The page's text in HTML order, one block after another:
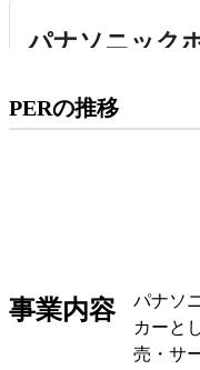
PERの推移プレミアム
PERの
事業内容
パナソ
カーと
売・サ